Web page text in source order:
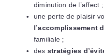
diminution de l’affect ;
une perte de plaisir
l’accomplissement
familiale ;
des stratégies